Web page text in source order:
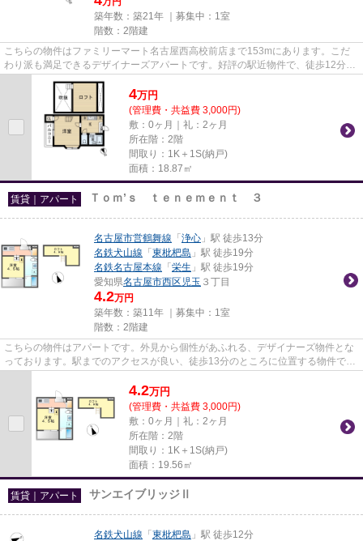
築年数：築21年 ｜募集中： 1室
階数：2階建
こちらの物件はファミリーマート名古屋西高校前店まで153mにあります。こだ
わり派も満足できるデザイナーズアパートです。好評の駅近物件で、徒歩12分で
のアクセスが可能です。ぜひ一...
4万円
(管理費・共益費 3,000円)
敷：0ヶ月｜礼：2ヶ月
所在階：2階
間取り：1K＋1S(納戸)
面積：18.87㎡
賃貸｜アパート Ｔｏｍ’ｓ ｔｅｎｅｍｅｎｔ ３
名古屋市営鶴舞線 「 浄心 」駅 徒歩13分
名鉄犬山線 「 東枇杷島 」駅 徒歩19分
名鉄名古屋本線 「 栄生 」駅 徒歩19分
愛知県名古屋市西区 児玉 ３丁目
4.2万円
築年数：築11年 ｜募集中： 1室
階数：2階建
こちらの物件はアパートです。外見から個性があふれる、デザイナーズ物件とな
っております。駅までのアクセスが良い、徒歩13分のところに位置する物件で
4.2万円
(管理費・共益費 3,000円)
敷：0ヶ月｜礼：2ヶ月
所在階：2階
間取り：1K＋1S(納戸)
面積：19.56㎡
賃貸｜アパート サンエイブリッジⅡ
名鉄犬山線 「 東枇杷島 」駅 徒歩12分